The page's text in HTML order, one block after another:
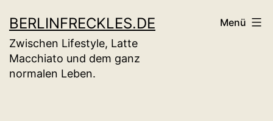
Inhalt
springen
BERLINFRECKLES.DE
Zwischen Lifestyle, Latte
Macchiato und dem ganz
normalen Leben.
Menü